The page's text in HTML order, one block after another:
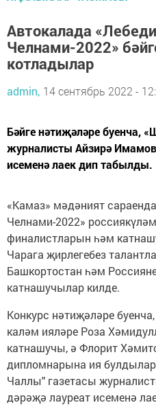
Автокалада
Челнами-2022»
котладылар
admin, 14 сентябрь 2022 -
Бәйге нәтиҗәләре буенча,
журналисты Айзирә
исеменә лаек дип табылды.
«Камаз» мәдәният
Челнами-2022»
финалистларын һәм
Чарага җирлегебез
Башкортостан һәм
катнашучылар килде.
Конкурс нәтиҗәләре
каләм ияләре Роза
катнашучы, ә Флорит
дипломнарына ия
Чаллы" газетасы
дәрәҗә лауреат исеменә